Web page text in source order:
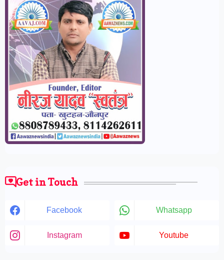
Get in Touch
Facebook Whatsapp
Instagram Youtube